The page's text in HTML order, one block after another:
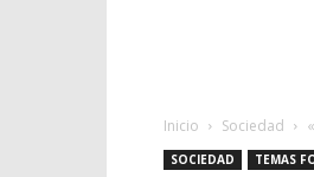
Inicio Sociedad
SOCIEDAD TEMAS